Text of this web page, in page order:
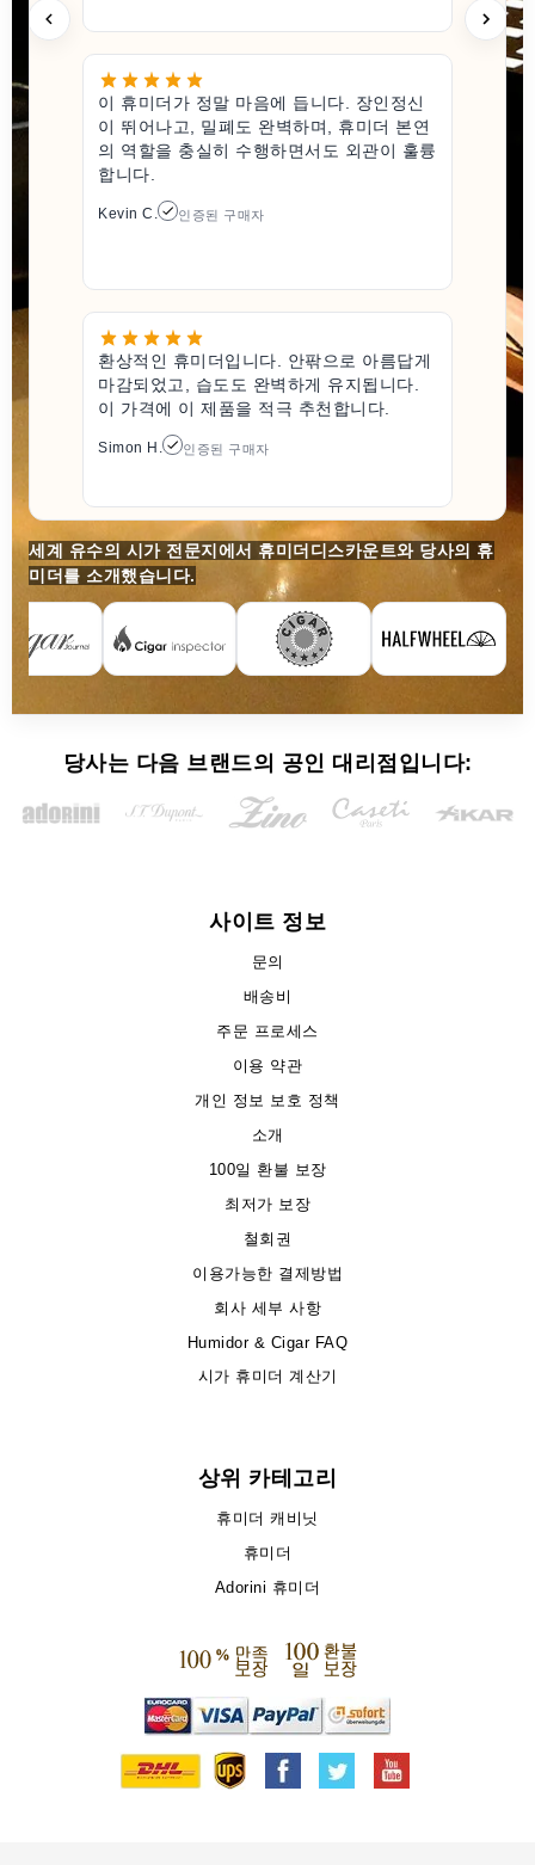
이 휴미더가 정말 마음에 듭니다. 장인정신
이 뛰어나고, 밀폐도 완벽하며, 휴미더 본연
의 역할을 충실히 수행하면서도 외관이 훌륭
합니다.
Kevin C. 인증된 구매자
환상적인 휴미더입니다. 안팎으로 아름답게
마감되었고, 습도도 완벽하게 유지됩니다.
이 가격에 이 제품을 적극 추천합니다.
Simon H. 인증된 구매자
세계 유수의 시가 전문지에서 휴미더디스카운트와 당사의 휴
미더를 소개했습니다.
당사는 다음 브랜드의 공인 대리점입니다:
사이트 정보
문의
배송비
주문 프로세스
이용 약관
개인 정보 보호 정책
소개
100일 환불 보장
최저가 보장
철회권
이용가능한 결제방법
회사 세부 사항
Humidor & Cigar FAQ
시가 휴미더 계산기
상위 카테고리
휴미더 캐비닛
휴미더
Adorini 휴미더